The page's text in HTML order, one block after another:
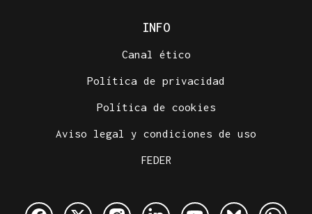
INFO
Canal ético
Política de privacidad
Política de cookies
Aviso legal y condiciones de uso
FEDER